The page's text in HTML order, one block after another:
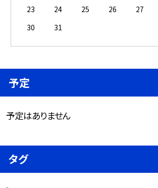
23
24 25 26 27
30
31
予定
予定はありません
タグ